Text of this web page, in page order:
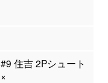
#9 住吉 2Pシュート
×